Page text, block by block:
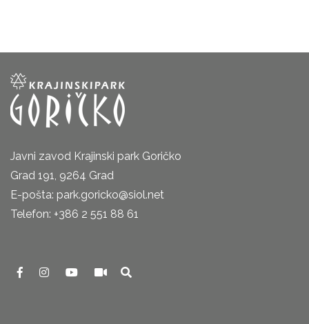
Javni zavod Krajinski park Goričko
Grad 191, 9264 Grad
E-pošta: park.goricko@siol.net
Telefon: +386 2 551 88 61